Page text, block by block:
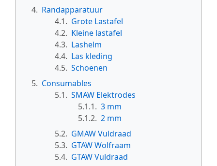
4. Randapparatuur
4.1. Grote Lastafel
4.2. Kleine lastafel
4.3. Lashelm
4.4. Las kleding
4.5. Schoenen
5. Consumables
5.1. SMAW Elektrodes
5.1.1. 3 mm
5.1.2. 2 mm
5.2. GMAW Vuldraad
5.3. GTAW Wolfraam
5.4. GTAW Vuldraad